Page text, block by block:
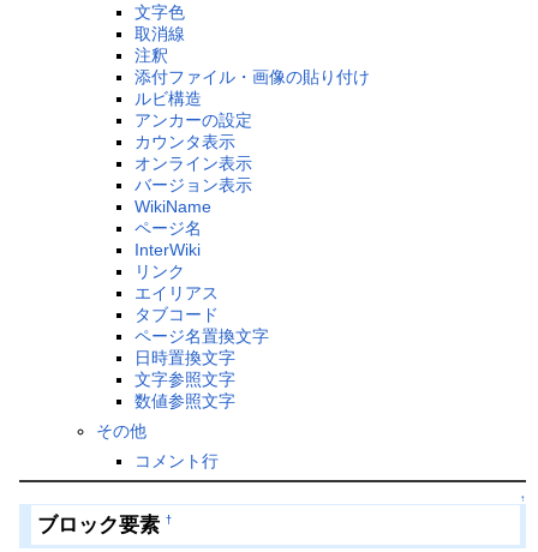
文字色
取消線
注釈
添付ファイル・画像の貼り付け
ルビ構造
アンカーの設定
カウンタ表示
オンライン表示
バージョン表示
WikiName
ページ名
InterWiki
リンク
エイリアス
タブコード
ページ名置換文字
日時置換文字
文字参照文字
数値参照文字
その他
コメント行
↑
ブロック要素 †